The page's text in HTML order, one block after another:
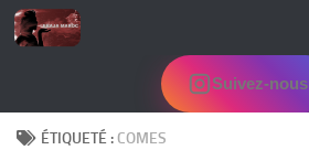
Skip to content
Suivez-nous
ÉTIQUETÉ : COMES